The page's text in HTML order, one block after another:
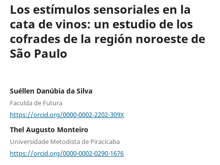
Los estímulos sensoriales en la
cata de vinos: un estudio de los
cofrades de la región noroeste de
São Paulo
Suéllen Danúbia da Silva
Faculda de Futura
https://orcid.org/0000-0002-2202-309X
Thel Augusto Monteiro
Universidade Metodista de Piracicaba
https://orcid.org/0000-0002-0290-1676